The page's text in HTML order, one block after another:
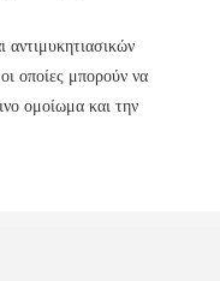
αντιμυκητιασικών
οποίες μπορούν να
ομοίωμα και την